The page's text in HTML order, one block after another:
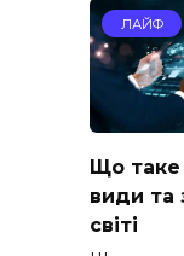
ЛАЙФ
Що таке
види та
світі